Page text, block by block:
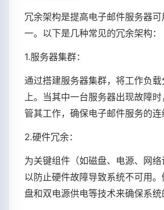
冗余架构是提高电子邮件服务器
一。以下是几种常见的冗余架构：
1.服务器集群：
通过搭建服务器集群，将工作负
上。当其中一台服务器出现故障
管其工作，确保电子邮件服务的连
2.硬件冗余：
为关键组件（如磁盘、电源、网络
以防止硬件故障导致系统不可用
盘和双电源供电等技术来确保系统